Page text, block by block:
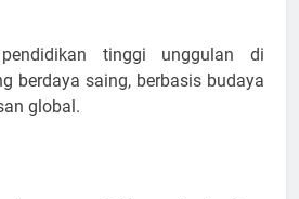
tinggi unggulan di
berdaya saing, berbasis budaya
global.